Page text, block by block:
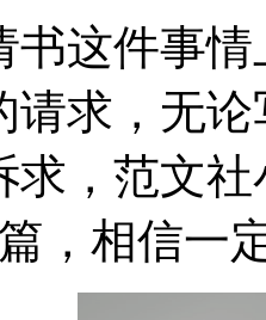
书这件事
请求，无
求，范文
，相信一